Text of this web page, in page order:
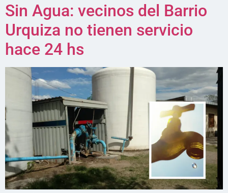
Sin Agua: vecinos del Barrio
Urquiza no tienen servicio
hace 24 hs